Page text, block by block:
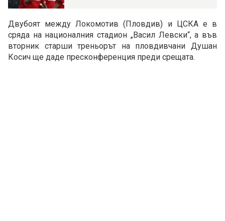
Двубоят между Локомотив (Пловдив) и ЦСКА е в
сряда на националния стадион „Васил Левски“, а във
вторник старши треньорът на пловдивчани Душан
Косич ще даде пресконференция преди срещата.